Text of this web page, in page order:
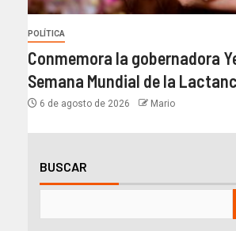
POLÍTICA
Conmemora la gobernadora
Semana Mundial de la
6 de agosto de 2026 Mario
BUSCAR